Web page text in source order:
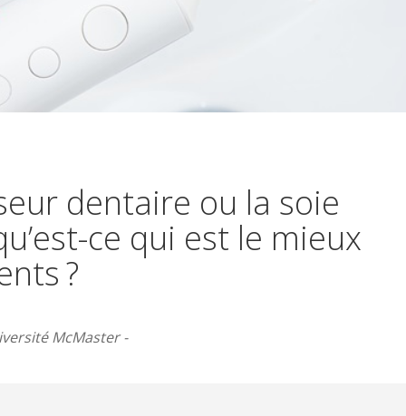
dentaire ou la soie
ce qui est le mieux
?
McMaster -